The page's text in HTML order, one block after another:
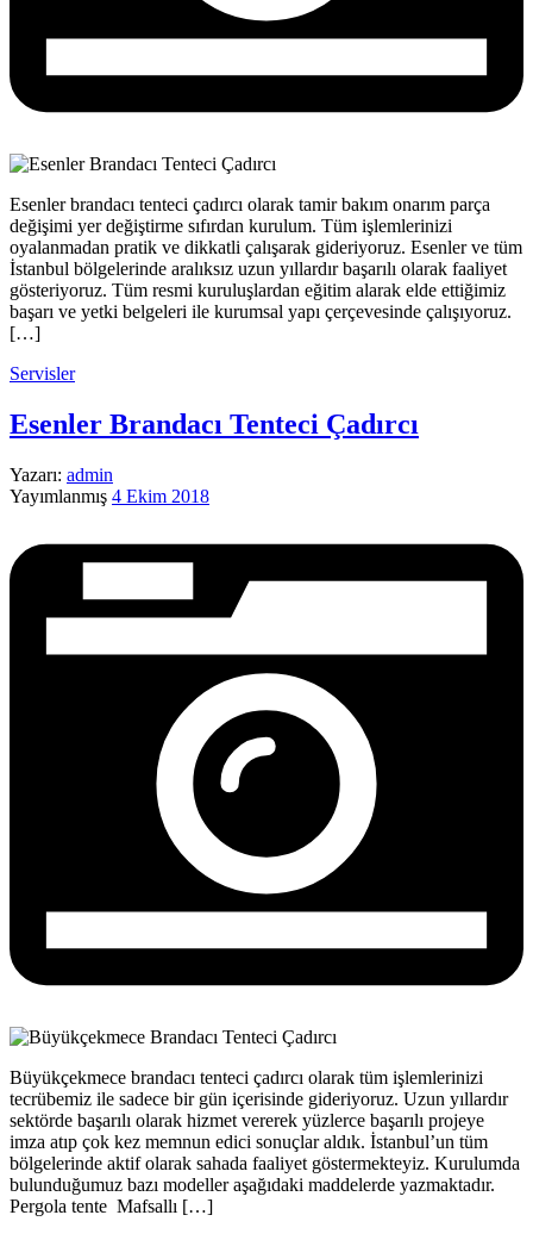
Esenler brandacı tenteci çadırcı olarak tamir bakım onarım parça
değişimi yer değiştirme sıfırdan kurulum. Tüm işlemlerinizi
oyalanmadan pratik ve dikkatli çalışarak gideriyoruz. Esenler ve tüm
İstanbul bölgelerinde aralıksız uzun yıllardır başarılı olarak faaliyet
gösteriyoruz. Tüm resmi kuruluşlardan eğitim alarak elde ettiğimiz
başarı ve yetki belgeleri ile kurumsal yapı çerçevesinde çalışıyoruz.
[…]
Servisler
Esenler Brandacı Tenteci Çadırcı
Yazarı: admin
Yayımlanmış 4 Ekim 2018
Büyükçekmece brandacı tenteci çadırcı olarak tüm işlemlerinizi
tecrübemiz ile sadece bir gün içerisinde gideriyoruz. Uzun yıllardır
sektörde başarılı olarak hizmet vererek yüzlerce başarılı projeye
imza atıp çok kez memnun edici sonuçlar aldık. İstanbul’un tüm
bölgelerinde aktif olarak sahada faaliyet göstermekteyiz. Kurulumda
bulunduğumuz bazı modeller aşağıdaki maddelerde yazmaktadır.
Pergola tente Mafsallı […]